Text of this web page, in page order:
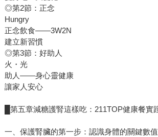
◎第2節：正念
Hungry
正念飲食——3W2N
建立新習慣
◎第3節：好助人
火・光
助人——身心靈健康
讓家人安心
█第五章減糖護腎這樣吃：211TOP健康餐實
一、保護腎臟的第一步：認識身體的關鍵數值